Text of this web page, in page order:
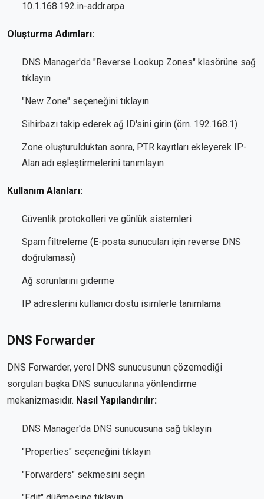
10.1.168.192.in-addr.arpa
Oluşturma Adımları:
DNS Manager'da "Reverse Lookup Zones" klasörüne sağ
tıklayın
"New Zone" seçeneğini tıklayın
Sihirbazı takip ederek ağ ID'sini girin (örn. 192.168.1)
Zone oluşturulduktan sonra, PTR kayıtları ekleyerek IP-
Alan adı eşleştirmelerini tanımlayın
Kullanım Alanları:
Güvenlik protokolleri ve günlük sistemleri
Spam filtreleme (E-posta sunucuları için reverse DNS
doğrulaması)
Ağ sorunlarını giderme
IP adreslerini kullanıcı dostu isimlerle tanımlama
DNS Forwarder
DNS Forwarder, yerel DNS sunucusunun çözemediği
sorguları başka DNS sunucularına yönlendirme
mekanizmasıdır. Nasıl Yapılandırılır:
DNS Manager'da DNS sunucusuna sağ tıklayın
"Properties" seçeneğini tıklayın
"Forwarders" sekmesini seçin